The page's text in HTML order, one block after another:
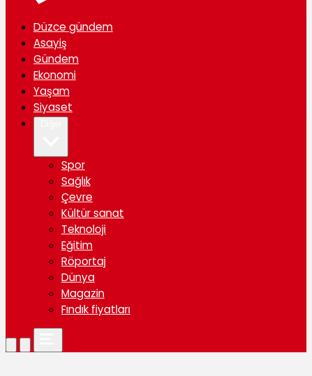
Düzce gündem
Asayiş
Gündem
Ekonomi
Yaşam
Siyaset
Spor
Sağlık
Çevre
Kültür sanat
Teknoloji
Eğitim
Röportaj
Dünya
Magazin
Fındık fiyatları